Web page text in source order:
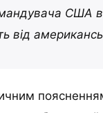
США
від